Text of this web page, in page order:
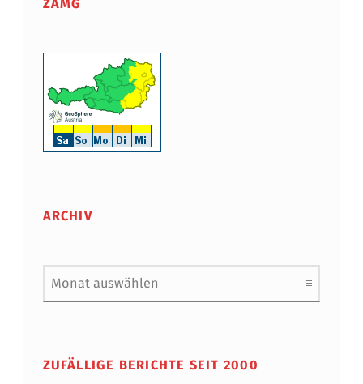
ZAMG
ARCHIV
Archiv
ZUFÄLLIGE BERICHTE SEIT 2000